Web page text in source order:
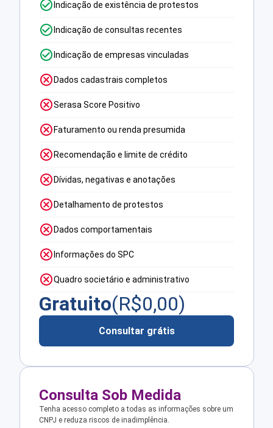
Indicação de existência de protestos
Indicação de consultas recentes
Indicação de empresas vinculadas
Dados cadastrais completos
Serasa Score Positivo
Faturamento ou renda presumida
Recomendação e limite de crédito
Dívidas, negativas e anotações
Detalhamento de protestos
Dados comportamentais
Informações do SPC
Quadro societário e administrativo
Gratuito(R$0,00)
Consultar grátis
Consulta Sob Medida
Tenha acesso completo a todas as informações sobre um
CNPJ e reduza riscos de inadimplência.